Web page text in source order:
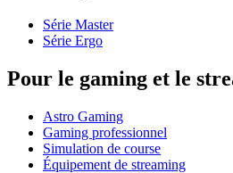
Série Master
Série Ergo
Pour le gaming et le
Astro Gaming
Gaming professionnel
Simulation de course
Équipement de streaming